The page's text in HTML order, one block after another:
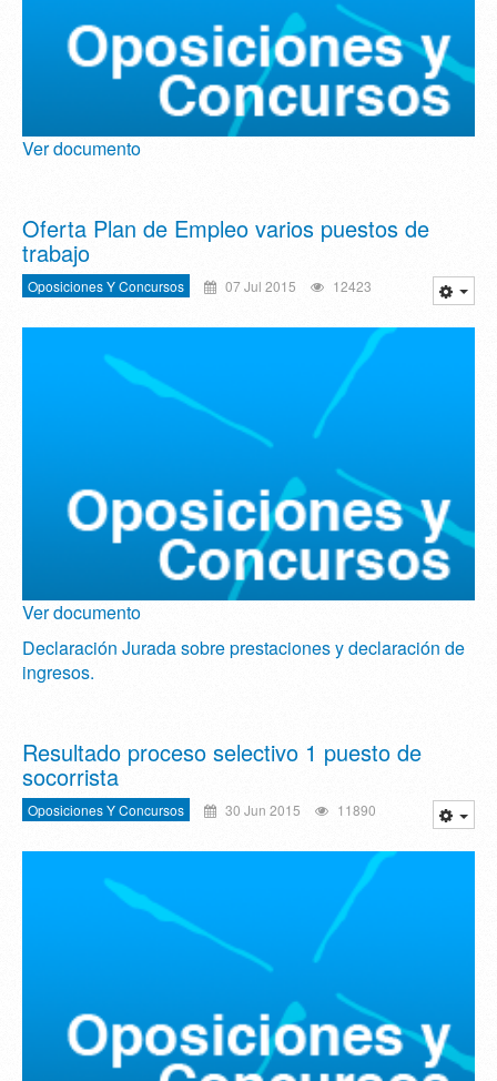
Ver documento
Oferta Plan de Empleo varios puestos de
trabajo
Oposiciones Y Concursos 07 Jul 2015 12423
Ver documento
Declaración Jurada sobre prestaciones y declaración de
ingresos.
Resultado proceso selectivo 1 puesto de
socorrista
Oposiciones Y Concursos 30 Jun 2015 11890